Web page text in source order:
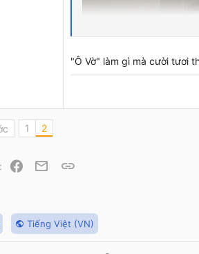
"Ô Vờ" làm gì mà cười tươi
1 2
Facebook
Email Link
Tiếng Việt (VN)